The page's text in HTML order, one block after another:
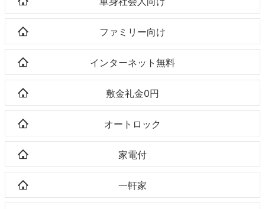
ファミリー向け
インターネット無料
敷金礼金0円
オートロック
家電付
一軒家